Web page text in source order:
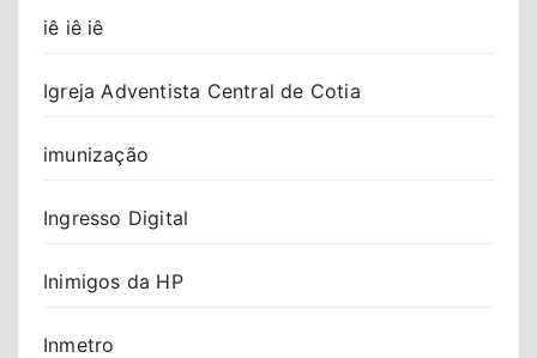
iê iê iê
Igreja Adventista Central de Cotia
imunização
Ingresso Digital
Inimigos da HP
Inmetro